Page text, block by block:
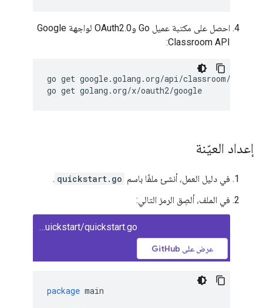
احصل على مكتبة عميل Go وOAuth2.0 لواجهة Google
Classroom API:
go get google.golang.org/api/classroom/v1
إعداد العيّنة
في دليل العمل، أنشئ ملفًا باسم quickstart.go
.
في الملف، ألصِق الرمز التالي:
classroom/quickstart/quickstart.go
عرض على GitHub
package main